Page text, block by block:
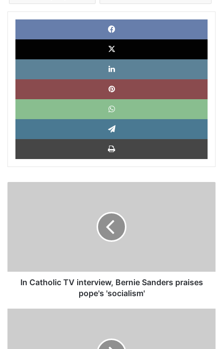
X
'socialism'
In Catholic TV interview, Bernie Sanders praises
pope's 'socialism'